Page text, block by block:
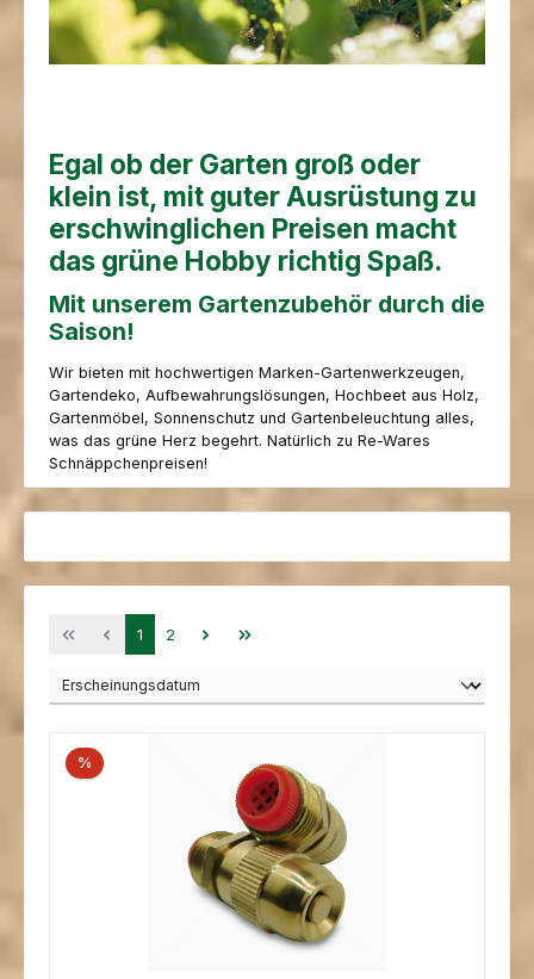
Egal ob der Garten groß oder
klein ist, mit guter Ausrüstung zu
erschwinglichen Preisen macht
das grüne Hobby richtig Spaß.
Mit unserem Gartenzubehör durch die
Saison!
Wir bieten mit hochwertigen Marken-Gartenwerkzeugen,
Gartendeko, Aufbewahrungslösungen, Hochbeet aus Holz,
Gartenmöbel, Sonnenschutz und Gartenbeleuchtung alles,
was das grüne Herz begehrt. Natürlich zu Re-Wares
Schnäppchenpreisen!
Seite
1 Seite
2
%